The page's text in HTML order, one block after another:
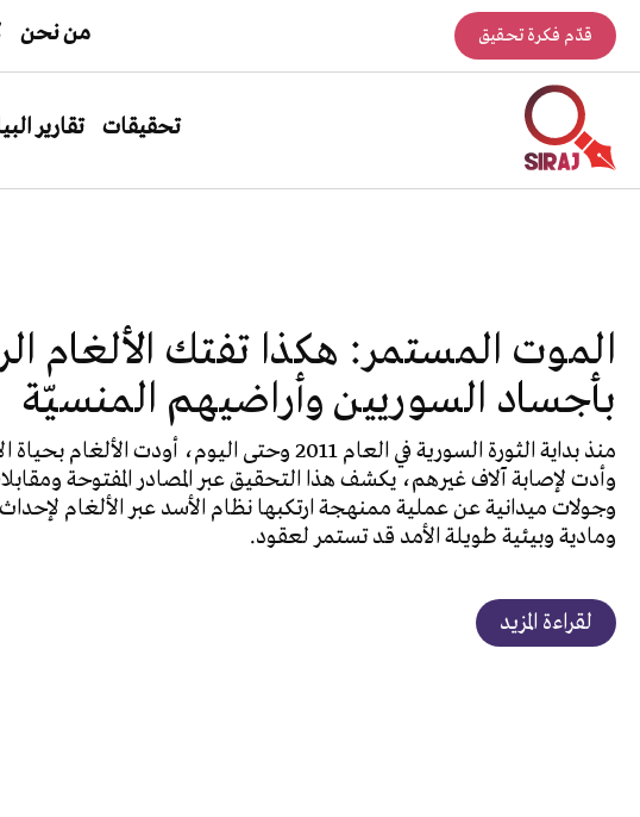
قدّم فكرة تحقيق من نحن
تحقيقات تقارير
الموت المستمر: هكذا تفتك الألغام
بأجساد السوريين وأراضيهم المنسيّة
منذ بداية الثورة السورية في العام 2011 وحتى اليوم، أودت
وأدت لإصابة آلاف غيرهم، يكشف هذا التحقيق عبر المصادر المفتوحة
وجولات ميدانية عن عملية ممنهجة ارتكبها نظام الأسد عبر الألغام
ومادية وبيئية طويلة الأمد قد تستمر لعقود.
لقراءة المزيد